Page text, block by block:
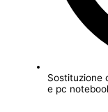
Sostituzione
e pc